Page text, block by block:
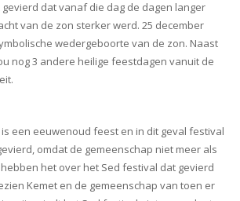
dat vanaf die dag de dagen langer
van de zon sterker werd. 25 december
wedergeboorte van de zon. Naast
nog 3 andere heilige feestdagen vanuit de
een eeuwenoud feest en in dit geval festival
omdat de gemeenschap niet meer als
het over het Sed festival dat gevierd
Kemet en de gemeenschap van toen er